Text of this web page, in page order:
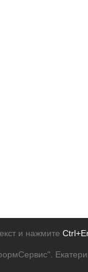
и нажмите